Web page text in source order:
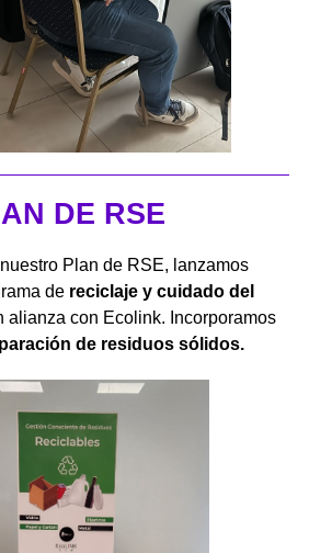
DE RSE
Plan de RSE, lanzamos
dereciclaje y cuidado del
alianza con Ecolink. Incorporamos
de residuos sólidos.